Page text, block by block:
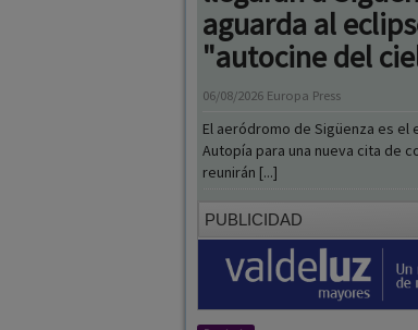
06/08/2026 Europa Press
El aeródromo de Sigüenza es el
Autopía para una nueva cita de
reunirán [...]
PUBLICIDAD
Provincia